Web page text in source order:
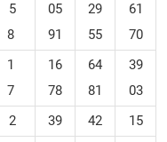
5
8
05
91
29
55
61
70
1
7
16
78
64
81
39
03
2 39 42
15